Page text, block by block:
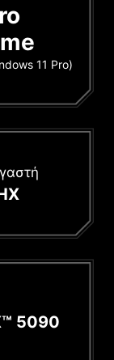
11 Pro)
5090